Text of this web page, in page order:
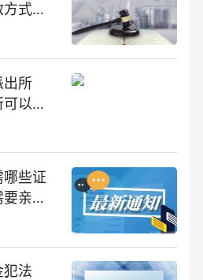
式是
出所
以办
些证
亲子
犯法